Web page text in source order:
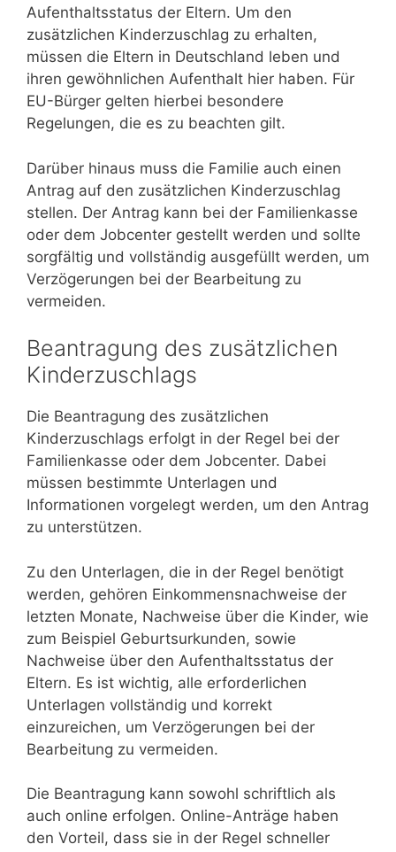
Aufenthaltsstatus der Eltern. Um den
zusätzlichen Kinderzuschlag zu erhalten,
müssen die Eltern in Deutschland leben und
ihren gewöhnlichen Aufenthalt hier haben. Für
EU-Bürger gelten hierbei besondere
Regelungen, die es zu beachten gilt.
Darüber hinaus muss die Familie auch einen
Antrag auf den zusätzlichen Kinderzuschlag
stellen. Der Antrag kann bei der Familienkasse
oder dem Jobcenter gestellt werden und sollte
sorgfältig und vollständig ausgefüllt werden, um
Verzögerungen bei der Bearbeitung zu
vermeiden.
Beantragung des zusätzlichen
Kinderzuschlags
Die Beantragung des zusätzlichen
Kinderzuschlags erfolgt in der Regel bei der
Familienkasse oder dem Jobcenter. Dabei
müssen bestimmte Unterlagen und
Informationen vorgelegt werden, um den Antrag
zu unterstützen.
Zu den Unterlagen, die in der Regel benötigt
werden, gehören Einkommensnachweise der
letzten Monate, Nachweise über die Kinder, wie
zum Beispiel Geburtsurkunden, sowie
Nachweise über den Aufenthaltsstatus der
Eltern. Es ist wichtig, alle erforderlichen
Unterlagen vollständig und korrekt
einzureichen, um Verzögerungen bei der
Bearbeitung zu vermeiden.
Die Beantragung kann sowohl schriftlich als
auch online erfolgen. Online-Anträge haben
den Vorteil, dass sie in der Regel schneller